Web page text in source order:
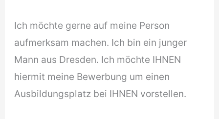
Ich möchte gerne auf meine Person
aufmerksam machen. Ich bin ein junger
Mann aus Dresden. Ich möchte IHNEN
hiermit meine Bewerbung um einen
Ausbildungsplatz bei IHNEN vorstellen.